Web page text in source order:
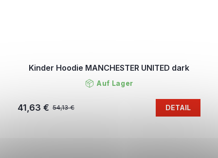
Kinder Hoodie MANCHESTER UNITED dark
Auf Lager
54,13 €
41,63 € DETAIL